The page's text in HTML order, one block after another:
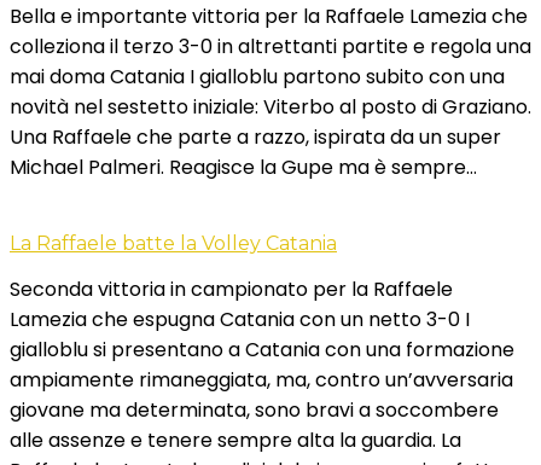
Bella e importante vittoria per la Raffaele Lamezia che
colleziona il terzo 3-0 in altrettanti partite e regola una
mai doma Catania I gialloblu partono subito con una
novità nel sestetto iniziale: Viterbo al posto di Graziano.
Una Raffaele che parte a razzo, ispirata da un super
Michael Palmeri. Reagisce la Gupe ma è sempre…
La Raffaele batte la Volley Catania
Seconda vittoria in campionato per la Raffaele
Lamezia che espugna Catania con un netto 3-0 I
gialloblu si presentano a Catania con una formazione
ampiamente rimaneggiata, ma, contro un’avversaria
giovane ma determinata, sono bravi a soccombere
alle assenze e tenere sempre alta la guardia. La